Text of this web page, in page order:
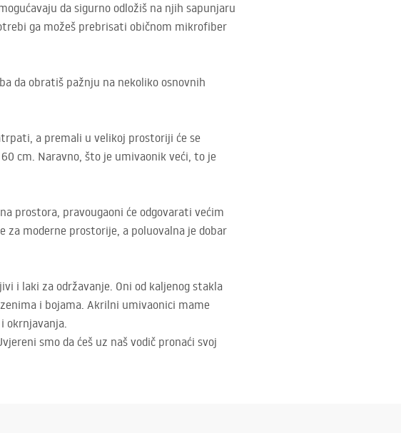
da sigurno odložiš na njih sapunjaru
ga možeš prebrisati običnom mikrofiber
da obratiš pažnju na nekoliko osnovnih
a premali u velikoj prostoriji će se
cm. Naravno, što je umivaonik veći, to je
prostora, pravougaoni će odgovarati većim
moderne prostorije, a poluovalna je dobar
i laki za održavanje. Oni od kaljenog stakla
i bojama. Akrilni umivaonici mame
okrnjavanja.
smo da ćeš uz naš vodič pronaći svoj